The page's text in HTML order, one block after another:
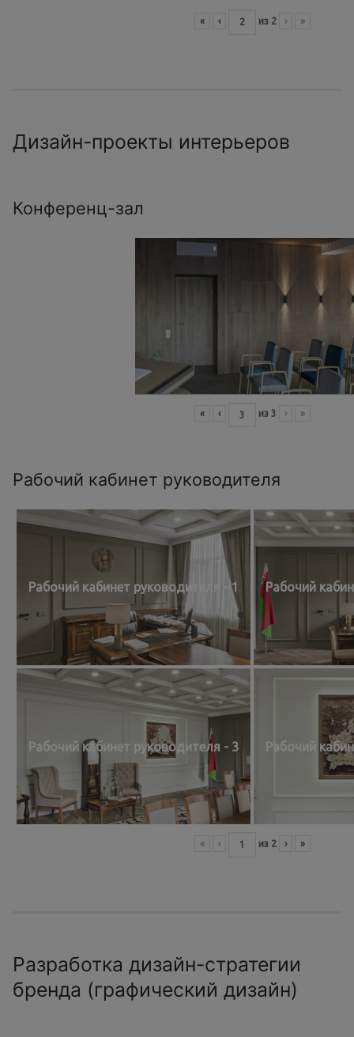
« ‹ из 2 › »
Дизайн-проекты интерьеров
Конференц-зал
« ‹ из 3 › »
Рабочий кабинет руководителя
Рабочий кабинет руководителя - 1 Рабочий
Рабочий кабинет руководителя - 3 Рабочий
« ‹ из 2 › »
Разработка дизайн-стратегии
бренда (графический дизайн)